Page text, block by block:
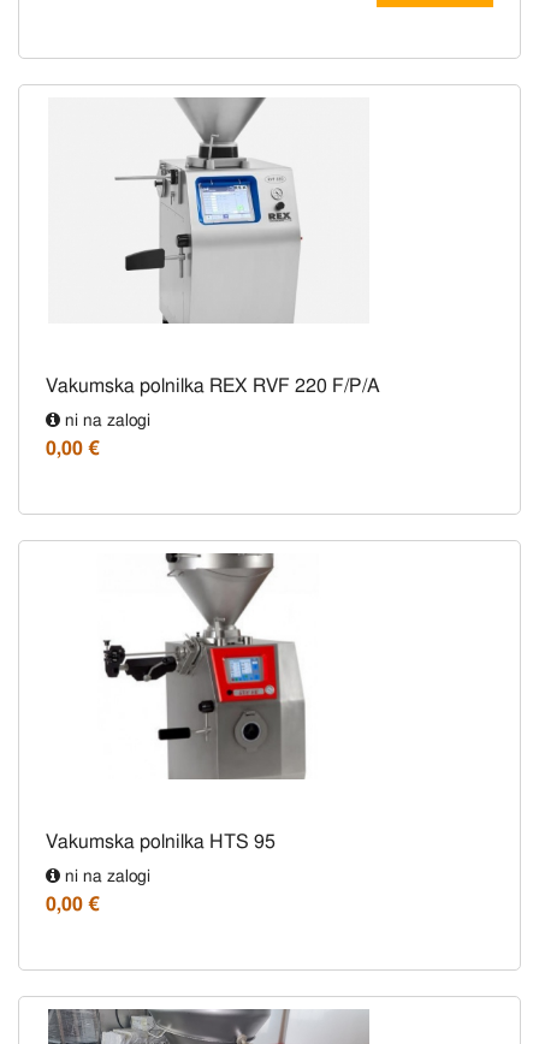
Vakumska polnilka REX RVF 220 F/P/A
ni na zalogi
0,00 €
Vakumska polnilka HTS 95
ni na zalogi
0,00 €